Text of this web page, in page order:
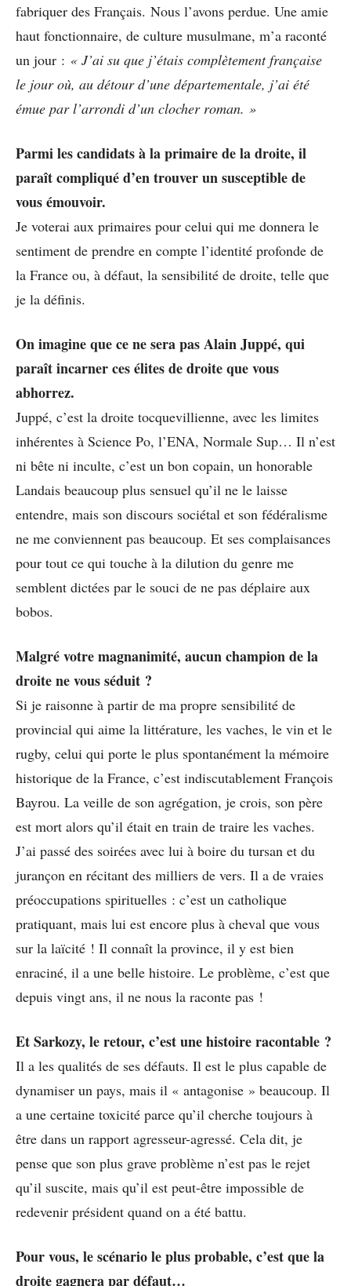
fabriquer des Français. Nous l’avons perdue. Une amie
haut fonctionnaire, de culture musulmane, m’a raconté
un jour : « J’ai su que j’étais complètement française
le jour où, au détour d’une départementale, j’ai été
émue par l’arrondi d’un clocher roman. »
Parmi les candidats à la primaire de la droite, il
paraît compliqué d’en trouver un susceptible de
vous émouvoir.
Je voterai aux primaires pour celui qui me donnera le
sentiment de prendre en compte l’identité profonde de
la France ou, à défaut, la sensibilité de droite, telle que
je la définis.
On imagine que ce ne sera pas Alain Juppé, qui
paraît incarner ces élites de droite que vous
abhorrez.
Juppé, c’est la droite tocquevillienne, avec les limites
inhérentes à Science Po, l’ENA, Normale Sup… Il n’est
ni bête ni inculte, c’est un bon copain, un honorable
Landais beaucoup plus sensuel qu’il ne le laisse
entendre, mais son discours sociétal et son fédéralisme
ne me conviennent pas beaucoup. Et ses complaisances
pour tout ce qui touche à la dilution du genre me
semblent dictées par le souci de ne pas déplaire aux
bobos.
Malgré votre magnanimité, aucun champion de la
droite ne vous séduit ?
Si je raisonne à partir de ma propre sensibilité de
provincial qui aime la littérature, les vaches, le vin et le
rugby, celui qui porte le plus spontanément la mémoire
historique de la France, c’est indiscutablement François
Bayrou. La veille de son agrégation, je crois, son père
est mort alors qu’il était en train de traire les vaches.
J’ai passé des soirées avec lui à boire du tursan et du
jurançon en récitant des milliers de vers. Il a de vraies
préoccupations spirituelles : c’est un catholique
pratiquant, mais lui est encore plus à cheval que vous
sur la laïcité ! Il connaît la province, il y est bien
enraciné, il a une belle histoire. Le problème, c’est que
depuis vingt ans, il ne nous la raconte pas !
Et Sarkozy, le retour, c’est une histoire racontable ?
Il a les qualités de ses défauts. Il est le plus capable de
dynamiser un pays, mais il « antagonise » beaucoup. Il
a une certaine toxicité parce qu’il cherche toujours à
être dans un rapport agresseur-agressé. Cela dit, je
pense que son plus grave problème n’est pas le rejet
qu’il suscite, mais qu’il est peut-être impossible de
redevenir président quand on a été battu.
Pour vous, le scénario le plus probable, c’est que la
droite gagnera par défaut…